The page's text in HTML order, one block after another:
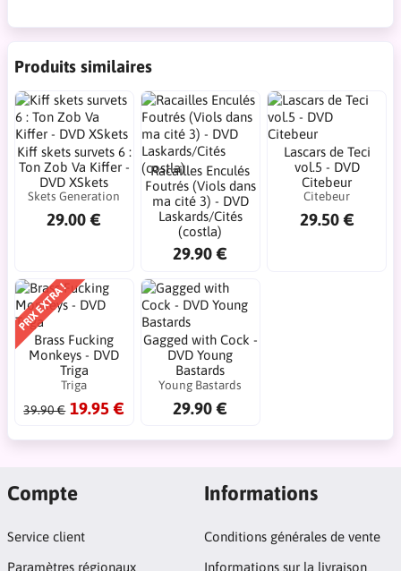
Produits similaires
Kiff skets survets 6 :
Ton Zob Va Kiffer -
DVD XSkets
Skets Generation
29.00 €
Racailles Enculés
Foutrés (Viols dans
ma cité 3) - DVD
Laskards/Cités
(costla)
29.90 €
Lascars de Teci
vol.5 - DVD
Citebeur
Citebeur
29.50 €
PRIX EXTRA !
Brass Fucking
Monkeys - DVD
Triga
Triga
39.90 € 19.95 €
Gagged with Cock -
DVD Young
Bastards
Young Bastards
29.90 €
Compte
Service client
Paramètres régionaux
Informations
Conditions générales de vente
Informations sur la livraison